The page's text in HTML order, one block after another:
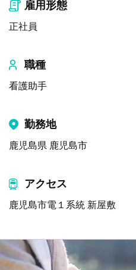
雇用形態
正社員
職種
看護助手
勤務地
鹿児島県 鹿児島市
アクセス
鹿児島市電１系統 新屋敷